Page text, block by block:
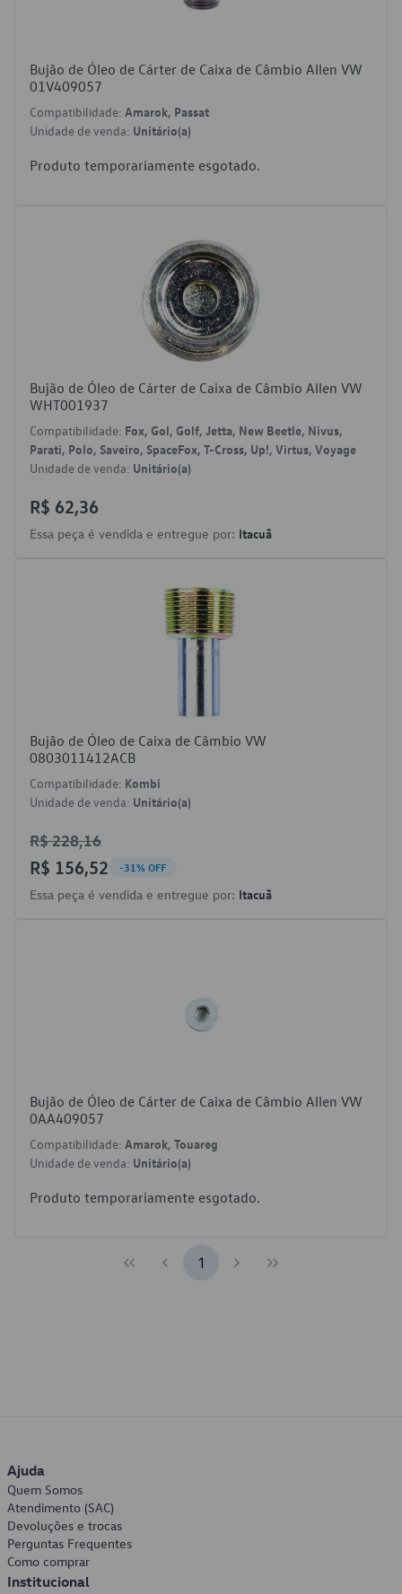
Bujão de Óleo de Cárter de Caixa de Câmbio Allen VW
01V409057
Compatibilidade: Amarok, Passat
Unidade de venda: Unitário(a)
Produto temporariamente esgotado.
Bujão de Óleo de Cárter de Caixa de Câmbio Allen VW
WHT001937
Compatibilidade: Fox, Gol, Golf, Jetta, New Beetle, Nivus,
Parati, Polo, Saveiro, SpaceFox, T-Cross, Up!, Virtus, Voyage
Unidade de venda: Unitário(a)
R$ 62,36
Essa peça é vendida e entregue por: Itacuã
Bujão de Óleo de Caixa de Câmbio VW
0803011412ACB
Compatibilidade: Kombi
Unidade de venda: Unitário(a)
R$ 228,16
R$ 156,52 -31% OFF
Essa peça é vendida e entregue por: Itacuã
Bujão de Óleo de Cárter de Caixa de Câmbio Allen VW
0AA409057
Compatibilidade: Amarok, Touareg
Unidade de venda: Unitário(a)
Produto temporariamente esgotado.
1
Ajuda
Quem Somos
Atendimento (SAC)
Devoluções e trocas
Perguntas Frequentes
Como comprar
Institucional